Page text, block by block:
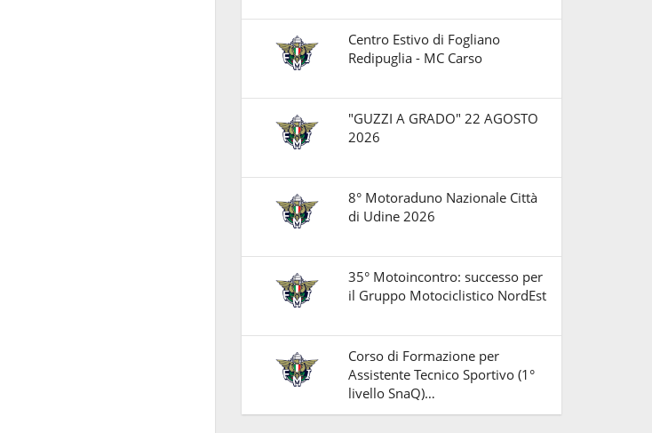
Centro Estivo di Fogliano
Redipuglia - MC Carso
"GUZZI A GRADO" 22 AGOSTO
2026
8° Motoraduno Nazionale Città
di Udine 2026
35° Motoincontro: successo per
il Gruppo Motociclistico NordEst
Corso di Formazione per
Assistente Tecnico Sportivo (1°
livello SnaQ)…